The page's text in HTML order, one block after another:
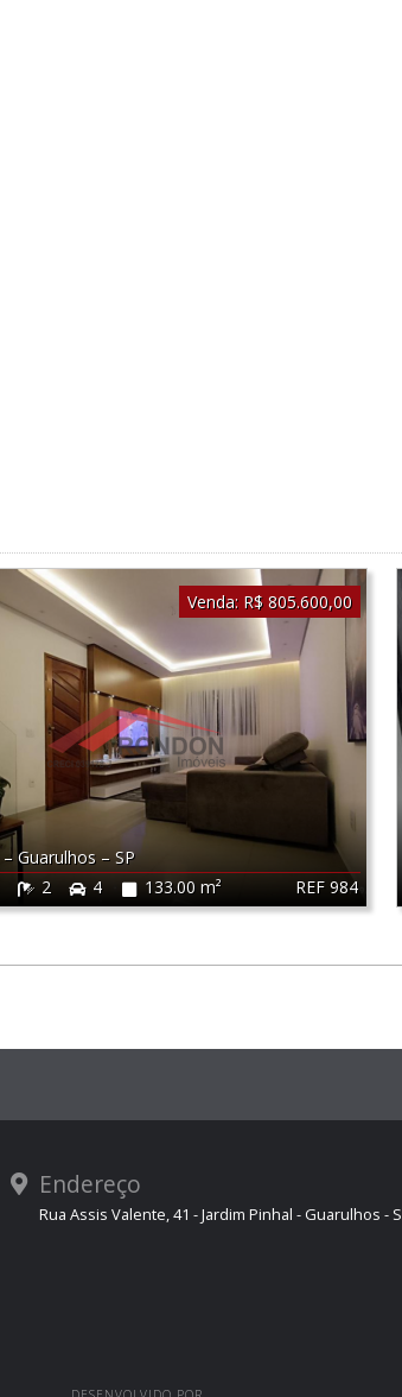
REF 984
–Guarulhos –SP
2 4 133.00 m²
Venda: R$ 805.600,00
Endereço
Rua Assis Valente, 41 - Jardim Pinhal - Guarulhos -